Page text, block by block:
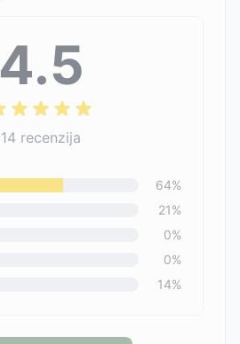
4.5
14 recenzija
64%
21%
0%
0%
14%